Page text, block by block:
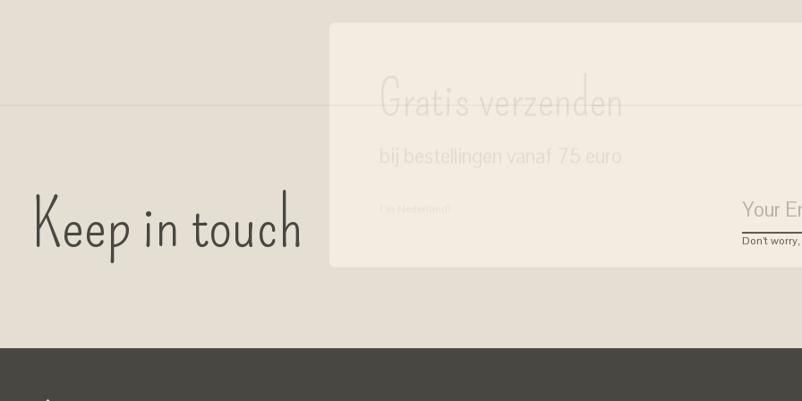
Keep in touch Don’t